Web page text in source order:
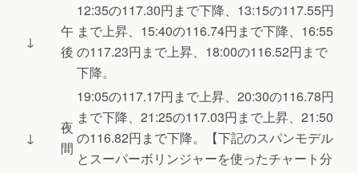
↓
午
後
12:35の117.30円まで下降、13:15の117.55円
まで上昇、15:40の116.74円まで下降、16:55
の117.23円まで上昇、18:00の116.52円まで
下降。
↓
夜
間
19:05の117.17円まで上昇、20:30の116.78円
まで下降、21:25の117.03円まで上昇、21:50
の116.82円まで下降。【下記のスパンモデル
とスーパーボリンジャーを使ったチャート分